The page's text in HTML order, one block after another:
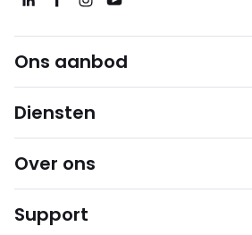
Ons aanbod
Diensten
Over ons
Support